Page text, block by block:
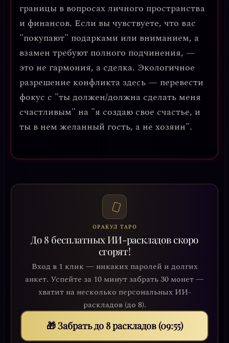
границы в вопросах личного пространства
и финансов. Если вы чувствуете, что вас
"покупают" подарками или вниманием, а
взамен требуют полного подчинения, —
это не гармония, а сделка. Экологичное
разрешение конфликта здесь — перевести
фокус с "ты должен/должна сделать меня
счастливым" на "я создаю свое счастье, и
ты в нем желанный гость, а не хозяин".
ОРАКУЛ ТАРО
До 8 бесплатных ИИ-раскладов скоро
сгорят!
Вход в 1 клик — никаких паролей и долгих
анкет. Успейте за 10 минут забрать 30 монет —
хватит на несколько персональных ИИ-
раскладов (до 8).
🎁 Забрать до 8 раскладов (09:52)